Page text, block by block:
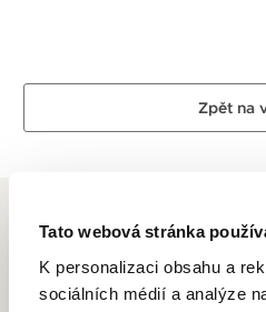
Tato webová stránka
K personalizaci obsahu a
sociálních médií a analýze
Zpět na
LONGINES